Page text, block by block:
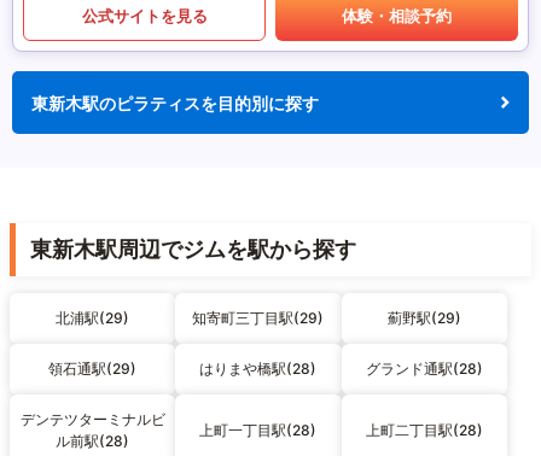
公式サイトを見る 体験・相談予約
東新木駅のピラティスを目的別に探す
東新木駅周辺でジムを駅から探す
北浦駅(29) 知寄町三丁目駅(29) 薊野駅(29)
領石通駅(29) はりまや橋駅(28) グランド通駅(28)
デンテツターミナルビ
ル前駅(28)
上町一丁目駅(28) 上町二丁目駅(28)